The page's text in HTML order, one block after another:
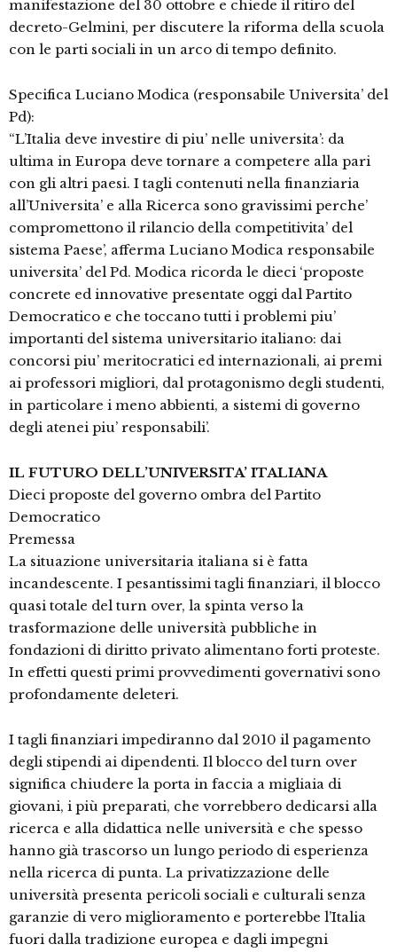
manifestazione del 30 ottobre e chiede il ritiro del
decreto-Gelmini, per discutere la riforma della scuola
con le parti sociali in un arco di tempo definito.
Specifica Luciano Modica (responsabile Universita’ del
Pd):
“L’Italia deve investire di piu’ nelle universita’: da
ultima in Europa deve tornare a competere alla pari
con gli altri paesi. I tagli contenuti nella finanziaria
all’Universita’ e alla Ricerca sono gravissimi perche’
compromettono il rilancio della competitivita’ del
sistema Paese’, afferma Luciano Modica responsabile
universita’ del Pd. Modica ricorda le dieci ‘proposte
concrete ed innovative presentate oggi dal Partito
Democratico e che toccano tutti i problemi piu’
importanti del sistema universitario italiano: dai
concorsi piu’ meritocratici ed internazionali, ai premi
ai professori migliori, dal protagonismo degli studenti,
in particolare i meno abbienti, a sistemi di governo
degli atenei piu’ responsabili’.
IL FUTURO DELL’UNIVERSITA’ ITALIANA
Dieci proposte del governo ombra del Partito
Democratico
Premessa
La situazione universitaria italiana si è fatta
incandescente. I pesantissimi tagli finanziari, il blocco
quasi totale del turn over, la spinta verso la
trasformazione delle università pubbliche in
fondazioni di diritto privato alimentano forti proteste.
In effetti questi primi provvedimenti governativi sono
profondamente deleteri.
I tagli finanziari impediranno dal 2010 il pagamento
degli stipendi ai dipendenti. Il blocco del turn over
significa chiudere la porta in faccia a migliaia di
giovani, i più preparati, che vorrebbero dedicarsi alla
ricerca e alla didattica nelle università e che spesso
hanno già trascorso un lungo periodo di esperienza
nella ricerca di punta. La privatizzazione delle
università presenta pericoli sociali e culturali senza
garanzie di vero miglioramento e porterebbe l’Italia
fuori dalla tradizione europea e dagli impegni